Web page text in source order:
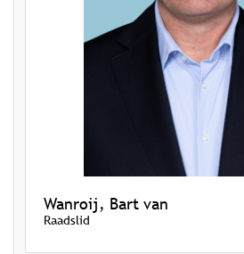
Wanroij, Bart van
Raadslid